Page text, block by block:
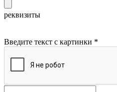
реквизиты
Введите текст с картинки *